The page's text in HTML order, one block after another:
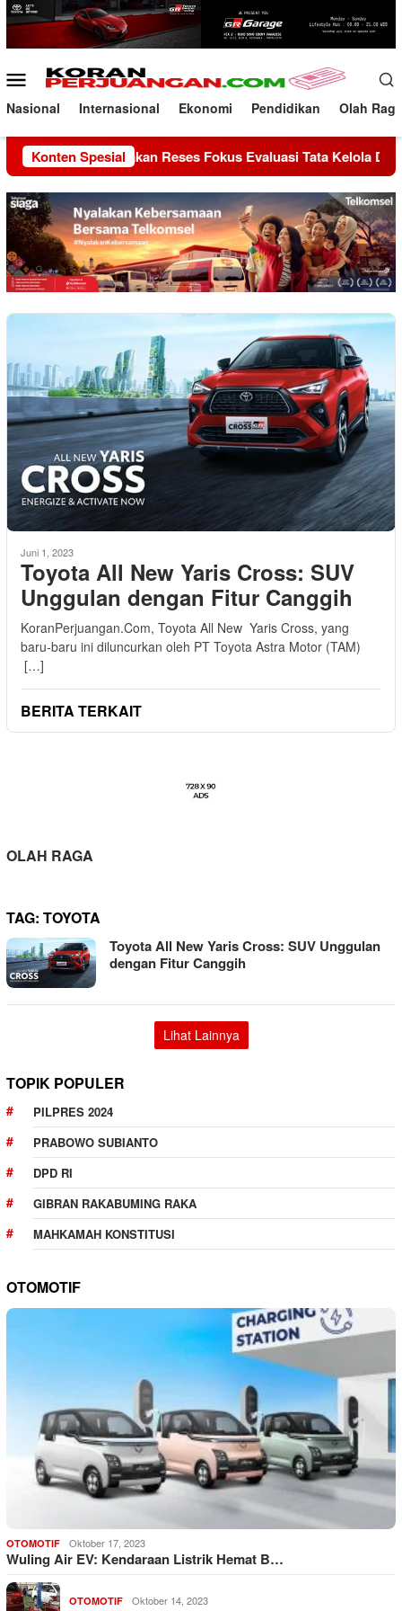
Loncat
ke
konten
Menu
Mobile
Nasional Internasional Ekonomi Pendidikan Olah Raga
Konten Spesial
RI Laksanakan Reses Fokus Evaluasi Tata Kelola Desa di
Juni 1, 2023
Toyota All New Yaris Cross: SUV
Unggulan dengan Fitur Canggih
KoranPerjuangan.Com, Toyota All New Yaris Cross, yang
baru-baru ini diluncurkan oleh PT Toyota Astra Motor (TAM)
[…]
BERITA TERKAIT
OLAH RAGA
TAG: TOYOTA
Toyota All New Yaris Cross: SUV Unggulan
dengan Fitur Canggih
Lihat Lainnya
TOPIK POPULER
PILPRES 2024
PRABOWO SUBIANTO
DPD RI
GIBRAN RAKABUMING RAKA
MAHKAMAH KONSTITUSI
OTOMOTIF
OTOMOTIF Oktober 17, 2023
Wuling Air EV: Kendaraan Listrik Hemat B…
OTOMOTIF Oktober 14, 2023